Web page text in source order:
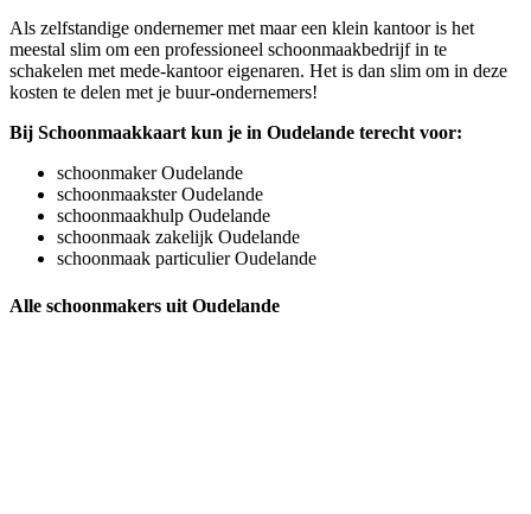
Als zelfstandige ondernemer met maar een klein kantoor is het
meestal slim om een professioneel schoonmaakbedrijf in te
schakelen met mede-kantoor eigenaren. Het is dan slim om in deze
kosten te delen met je buur-ondernemers!
Bij Schoonmaakkaart kun je in Oudelande terecht voor:
schoonmaker Oudelande
schoonmaakster Oudelande
schoonmaakhulp Oudelande
schoonmaak zakelijk Oudelande
schoonmaak particulier Oudelande
Alle schoonmakers uit Oudelande